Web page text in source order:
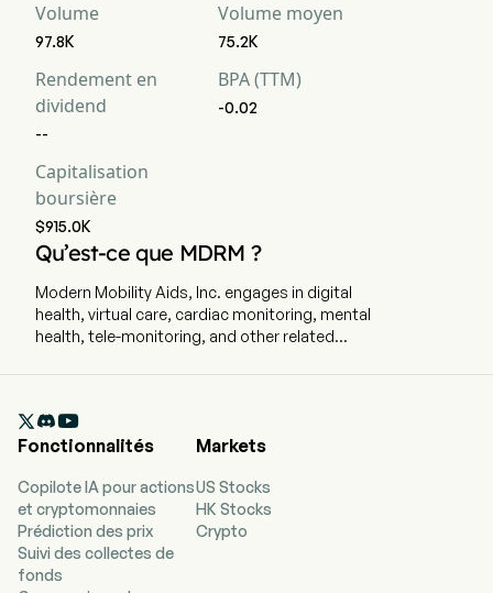
Volume
97.8K
Volume moyen
75.2K
Rendement en
dividend
--
BPA (TTM)
-0.02
Capitalisation
boursière
$915.0K
Qu’est-ce que MDRM ?
Modern Mobility Aids, Inc. engages in digital
health, virtual care, cardiac monitoring, mental
health, tele-monitoring, and other related
on the digital health, telehealth, virtual care,
cardiac monitoring, mental health, tele-
healthcare environment with a special focus on
the Canadian, Latin America and United States
markets. The firm is engaged in creating a
unified platform for delivering Virtual Health Care
services and home medical monitoring. The

Fonctionnalités
Copilote IA pour actions
et cryptomonnaies
Prédiction des prix
Suivi des collectes de
fonds
Markets
US Stocks
HK Stocks
Crypto